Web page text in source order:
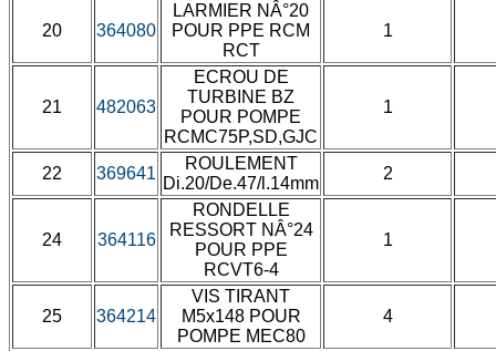
20 364080
LARMIER NÂ°20
POUR PPE RCM
RCT
1
21 482063
ECROU DE
TURBINE BZ
POUR POMPE
RCMC75P,SD,GJC
1
22 369641
ROULEMENT
Di.20/De.47/l.14mm
2
24 364116
RONDELLE
RESSORT NÂ°24
POUR PPE
RCVT6-4
1
25 364214
VIS TIRANT
M5x148 POUR
POMPE MEC80
4